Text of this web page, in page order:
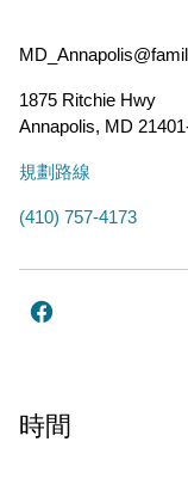
1875 Ritchie Hwy
Annapolis, MD
規劃路線
(410) 757-4173
時間